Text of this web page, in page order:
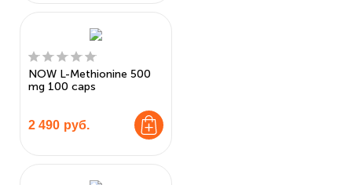
NOW L-Methionine 500
mg 100 caps
2 490 руб.